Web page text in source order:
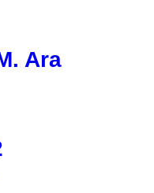
Ara